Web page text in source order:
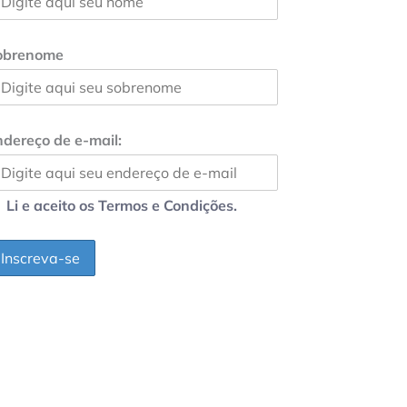
de e-mail:
Li e aceito os Termos e Condições.